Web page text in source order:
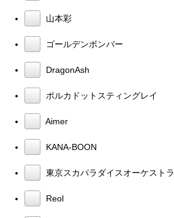
山本彩
ゴールデンボンバー
DragonAsh
ポルカドットスティングレイ
Aimer
KANA-BOON
東京スカパラダイスオーケストラ
Reol